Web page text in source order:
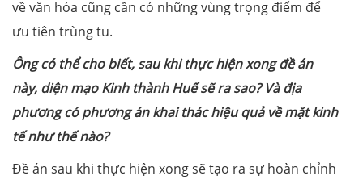
về văn hóa cũng cần có những vùng trọng điểm để
ưu tiên trùng tu.
Ông có thể cho biết, sau khi thực hiện xong đề án
này, diện mạo Kinh thành Huế sẽ ra sao? Và địa
phương có phương án khai thác hiệu quả về mặt kinh
tế như thế nào?
Đề án sau khi thực hiện xong sẽ tạo ra sự hoàn chỉnh